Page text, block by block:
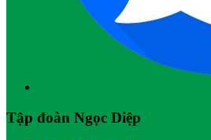
Tập đoàn Ngọc Diệp